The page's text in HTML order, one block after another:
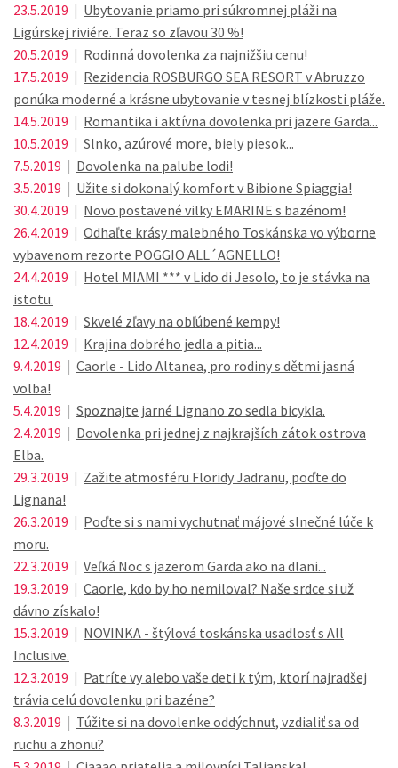
23.5.2019 | Ubytovanie priamo pri súkromnej pláži na
Ligúrskej riviére. Teraz so zľavou 30 %!
20.5.2019 | Rodinná dovolenka za najnižšiu cenu!
17.5.2019 | Rezidencia ROSBURGO SEA RESORT v Abruzzo
ponúka moderné a krásne ubytovanie v tesnej blízkosti pláže.
14.5.2019 | Romantika i aktívna dovolenka pri jazere Garda...
10.5.2019 | Slnko, azúrové more, biely piesok...
7.5.2019 | Dovolenka na palube lodi!
3.5.2019 | Užite si dokonalý komfort v Bibione Spiaggia!
30.4.2019 | Novo postavené vilky EMARINE s bazénom!
26.4.2019 | Odhaľte krásy malebného Toskánska vo výborne
vybavenom rezorte POGGIO ALL´AGNELLO!
24.4.2019 | Hotel MIAMI *** v Lido di Jesolo, to je stávka na
istotu.
18.4.2019 | Skvelé zľavy na obľúbené kempy!
12.4.2019 | Krajina dobrého jedla a pitia...
9.4.2019 | Caorle - Lido Altanea, pro rodiny s dětmi jasná
volba!
5.4.2019 | Spoznajte jarné Lignano zo sedla bicykla.
2.4.2019 | Dovolenka pri jednej z najkrajších zátok ostrova
Elba.
29.3.2019 | Zažite atmosféru Floridy Jadranu, poďte do
Lignana!
26.3.2019 | Poďte si s nami vychutnať májové slnečné lúče k
moru.
22.3.2019 | Veľká Noc s jazerom Garda ako na dlani...
19.3.2019 | Caorle, kdo by ho nemiloval? Naše srdce si už
dávno získalo!
15.3.2019 | NOVINKA - štýlová toskánska usadlosť s All
Inclusive.
12.3.2019 | Patríte vy alebo vaše deti k tým, ktorí najradšej
trávia celú dovolenku pri bazéne?
8.3.2019 | Túžite si na dovolenke oddýchnuť, vzdialiť sa od
ruchu a zhonu?